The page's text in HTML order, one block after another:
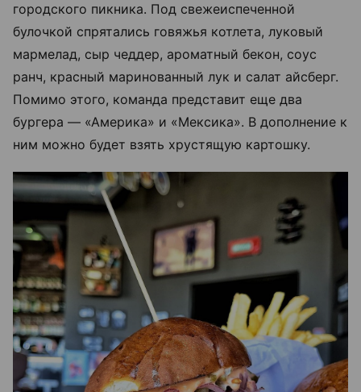
городского пикника. Под свежеиспеченной
булочкой спрятались говяжья котлета, луковый
мармелад, сыр чеддер, ароматный бекон, соус
ранч, красный маринованный лук и салат айсберг.
Помимо этого, команда представит еще два
бургера — «Америка» и «Мексика». В дополнение к
ним можно будет взять хрустящую картошку.